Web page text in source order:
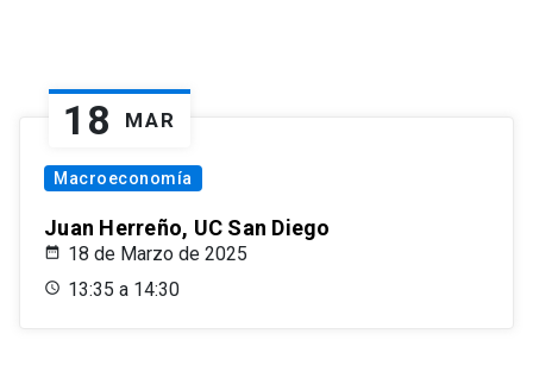
18 MAR
Macroeconomía
Juan Herreño, UC San Diego
18 de Marzo de 2025
13:35 a 14:30